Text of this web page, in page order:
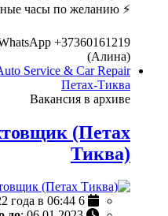
⚡️ Есть переработки и дополнительные часы по желанию
+37360161219
(Алина)
Service & Car Repair
Петах-Тиква
Вакансия в архиве
(Петах
Тиква)